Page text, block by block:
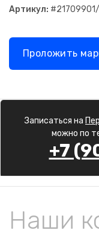
Артикул:
Проложить
Записаться на
можно по
+7
Наши